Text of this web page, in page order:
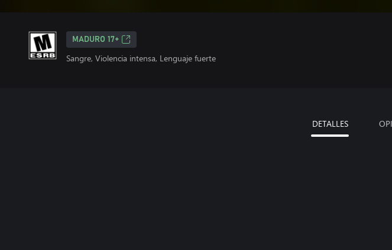
MADURO 17+
Sangre, Violencia intensa, Lenguaje fuerte
DETALLES